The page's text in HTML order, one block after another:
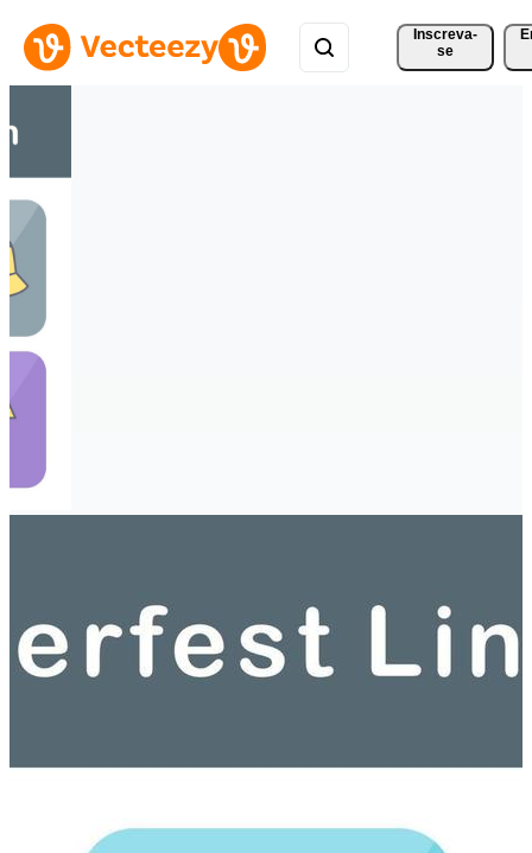
Inscreva-
se